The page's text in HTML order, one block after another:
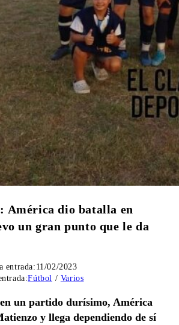
América dio batalla en
un gran punto que le da
entrada:11/02/2023
Fútbol / Varios
un partido durísimo, América
y llega dependiendo de sí